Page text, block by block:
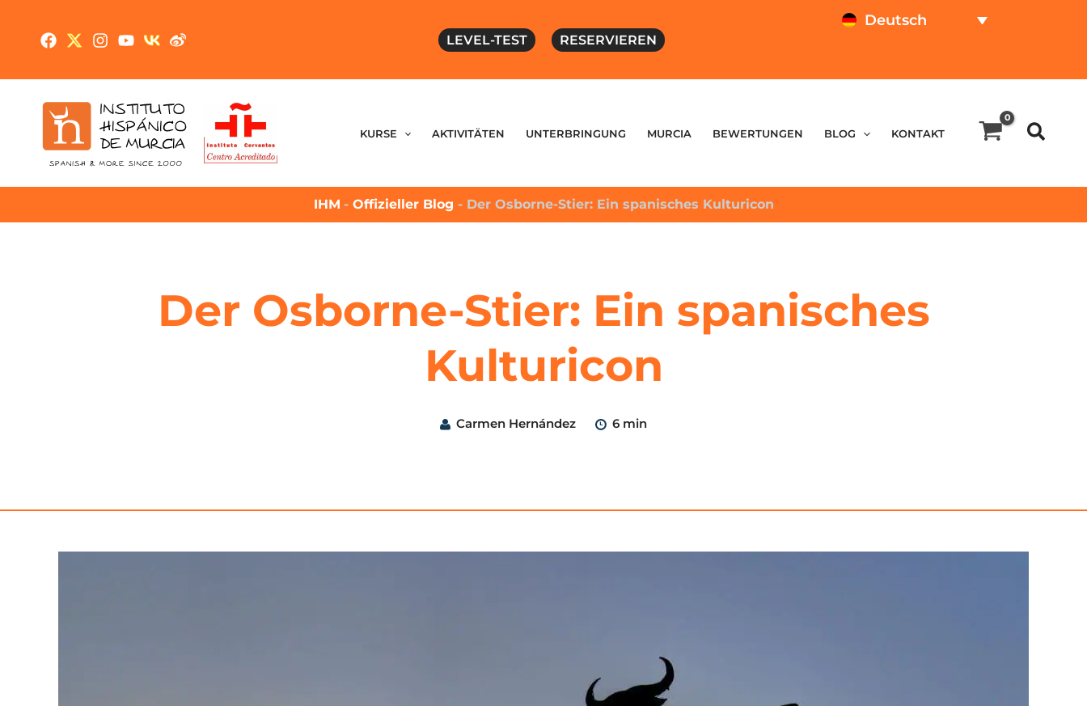
LEVEL-TEST RESERVIEREN
Deutsch
KURSE AKTIVITÄTEN UNTERBRINGUNG MURCIA BEWERTUNGEN BLOG KONTAKT
IHM - Offizieller Blog - Der Osborne-Stier: Ein spanisches Kulturicon
Der Osborne-Stier: Ein spanisches
Kulturicon
Carmen Hernández 6 min